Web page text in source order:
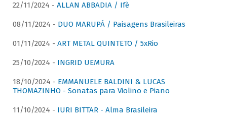
22/11/2024 - ALLAN ABBADIA / Ifè
08/11/2024 - DUO MARUPÁ / Paisagens Brasileiras
01/11/2024 - ART METAL QUINTETO / 5xRio
25/10/2024 - INGRID UEMURA
18/10/2024 - EMMANUELE BALDINI & LUCAS
THOMAZINHO - Sonatas para Violino e Piano
11/10/2024 - IURI BITTAR - Alma Brasileira